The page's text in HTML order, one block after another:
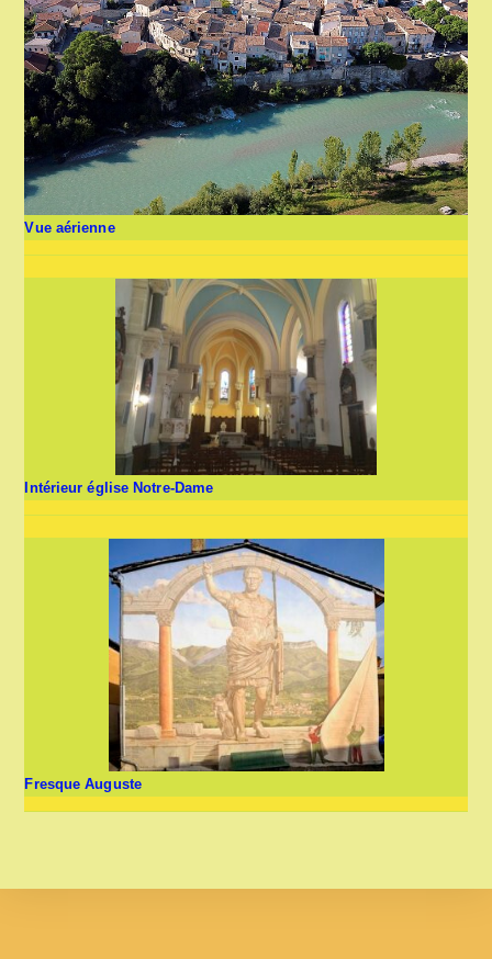
Vue aérienne
Intérieur église Notre-Dame
Fresque Auguste